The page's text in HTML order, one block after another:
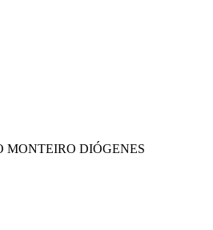
MONTEIRO DIÓGENES